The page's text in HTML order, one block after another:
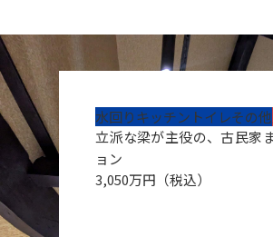
水回りキッチン トイレその他
立派な梁が主役の、古民家
ョン
3,050万円（税込）